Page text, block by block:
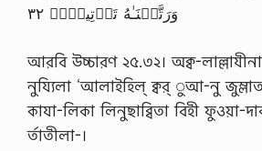
وَرَتَّلۡنَـٰهُ تَرۡتِيلاً۬ ٣٢
আরবি উচ্চারণ ২৫.৩২। অক্ব-
নুয্যিলা ‘আলাইহিল্ ক্বর্ ুআ-নু
কাযা-লিকা লিনুছাব্বিতা বিহী ফুওয়া-
র্তাতীলা-।